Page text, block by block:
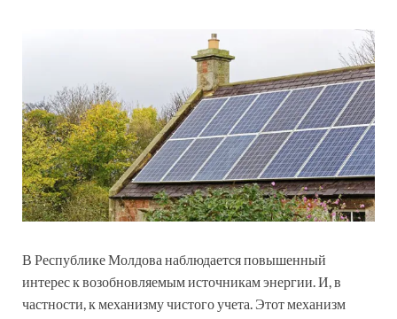
В Республике Молдова наблюдается повышенный
интерес к возобновляемым источникам энергии. И, в
частности, к механизму чистого учета. Этот механизм